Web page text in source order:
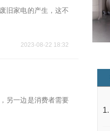
旧家电的产生，这不
2023-08-22 18:32
另一边是消费者需要